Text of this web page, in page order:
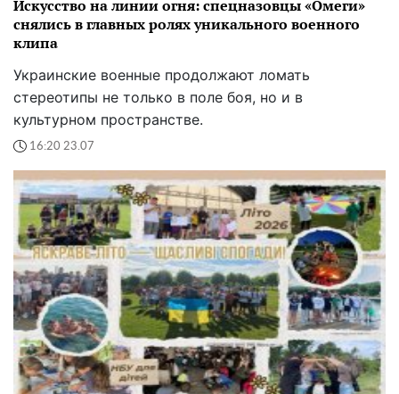
Искусство на линии огня: спецназовцы «Омеги»
снялись в главных ролях уникального военного
клипа
Украинские военные продолжают ломать
стереотипы не только в поле боя, но и в
культурном пространстве.
16:20 23.07